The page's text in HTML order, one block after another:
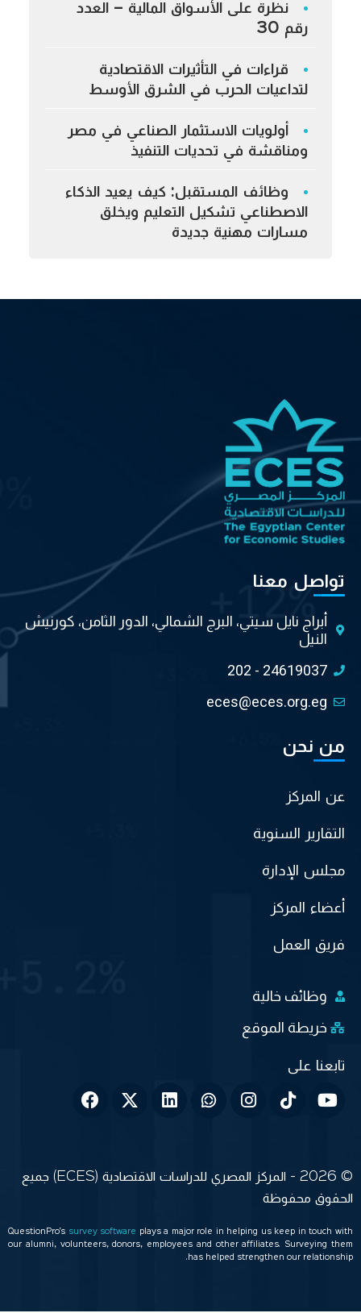
نظرة على الأسواق المالية – العدد
رقم 30
قراءات في التأثيرات الاقتصادية
لتداعيات الحرب في الشرق الأوسط
أولويات الاستثمار الصناعي في مصر
ومناقشة في تحديات التنفيذ
وظائف المستقبل: كيف يعيد الذكاء
الاصطناعي تشكيل التعليم ويخلق
مسارات مهنية جديدة
تواصل معنا
أبراج نايل سيتي، البرج الشمالي، الدور الثامن، كورنيش
النيل
202 - 24619037
eces@eces.org.eg
من نحن
عن المركز
التقارير السنوية
مجلس الإدارة
أعضاء المركز
فريق العمل
وظائف خالية
خريطة الموقع
© 2026 - المركز المصري للدراسات الاقتصادية (ECES) جميع
الحقوق محفوظة
QuestionPro’s survey software
plays a major role in helping us keep in touch with
our alumni, volunteers, donors, employees and other affiliates. Surveying them
has helped strengthen our relationship.